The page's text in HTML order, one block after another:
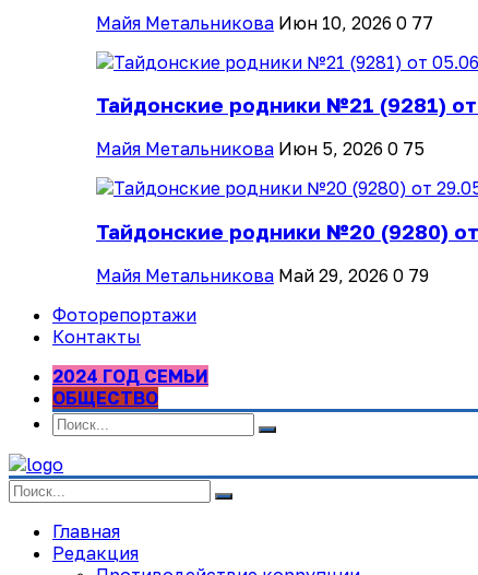
Майя Метальникова Июн 10, 2026 0 77
Тайдонские родники №21 (9281)
Майя Метальникова Июн 5, 2026 0 75
Тайдонские родники №20 (9280)
Майя Метальникова Май 29, 2026 0 79
Фоторепортажи
Контакты
2024 ГОД СЕМЬИ
ОБЩЕСТВО
Главная
Редакция